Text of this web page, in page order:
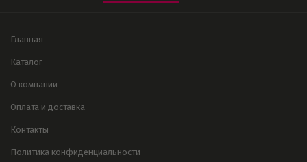
Главная
Каталог
О компании
Оплата и доставка
Контакты
Политика конфиденциальности